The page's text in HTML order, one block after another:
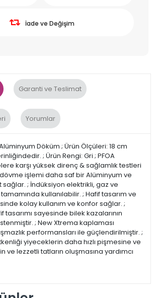
İade ve Değişim
Garanti ve Teslimat
Yorumlar
Döküm ; Ürün Ölçüleri: 18 cm
; Ürün Rengi: Gri ; PFOA
karşı yüksek direnç & sağlamlık testleri
dövme işlemi daha saf bir Alüminyum ve
; İndüksiyon elektrikli, gaz ve
kullanılabilir. ; Hafif tasarım ve
kolay kullanım ve konfor sağlar. ;
tasarımı sayesinde bilek kazalarının
; New Xtrema kaplaması
performansları ile güçlendirilmiştir. ;
yiyeceklerin daha hızlı pişmesine ve
ve lezzetli tatların oluşmasına yardımcı